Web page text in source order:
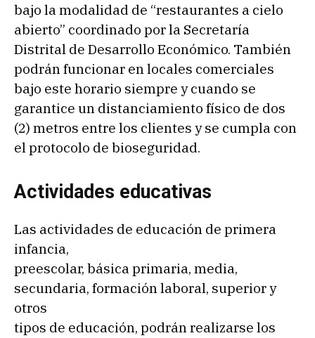
bajo la modalidad de “restaurantes a cielo
abierto” coordinado por la Secretaría
Distrital de Desarrollo Económico. También
podrán funcionar en locales comerciales
bajo este horario siempre y cuando se
garantice un distanciamiento físico de dos
(2) metros entre los clientes y se cumpla con
el protocolo de bioseguridad.
Actividades educativas
Las actividades de educación de primera
infancia,
preescolar, básica primaria, media,
secundaria, formación laboral, superior y
otros
tipos de educación, podrán realizarse los